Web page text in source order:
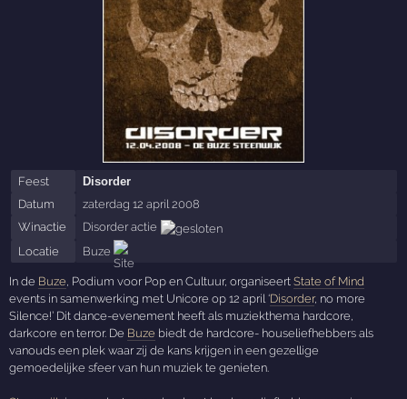
Feest
Disorder
Datum
zaterdag 12 april 2008
Winactie
Disorder actie
Locatie
Buze
In de Buze, Podium voor Pop en Cultuur, organiseertState of Mind
events in samenwerking met Unicore op 12 april ‘Disorder, no more
Silence!’ Dit dance-evenement heeft als muziekthema hardcore,
darkcore en terror. De Buze biedt de hardcore- houseliefhebbers als
vanouds een plek waar zij de kans krijgen in een gezellige
gemoedelijke sfeer van hun muziek te genieten.